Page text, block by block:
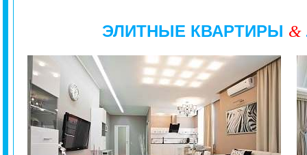
ЭЛИТНЫЕ КВАРТИРЫ &